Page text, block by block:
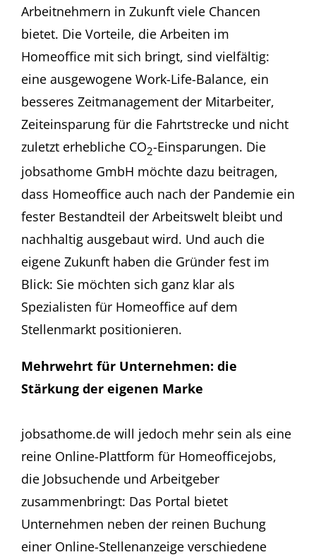
Arbeitnehmern in Zukunft viele Chancen
bietet. Die Vorteile, die Arbeiten im
Homeoffice mit sich bringt, sind vielfältig:
eine ausgewogene Work-Life-Balance, ein
besseres Zeitmanagement der Mitarbeiter,
Zeiteinsparung für die Fahrtstrecke und nicht
zuletzt erhebliche CO2-Einsparungen. Die
jobsathome GmbH möchte dazu beitragen,
dass Homeoffice auch nach der Pandemie ein
fester Bestandteil der Arbeitswelt bleibt und
nachhaltig ausgebaut wird. Und auch die
eigene Zukunft haben die Gründer fest im
Blick: Sie möchten sich ganz klar als
Spezialisten für Homeoffice auf dem
Stellenmarkt positionieren.
Mehrwehrt für Unternehmen: die
Stärkung der eigenen Marke
jobsathome.de will jedoch mehr sein als eine
reine Online-Plattform für Homeofficejobs,
die Jobsuchende und Arbeitgeber
zusammenbringt: Das Portal bietet
Unternehmen neben der reinen Buchung
einer Online-Stellenanzeige verschiedene